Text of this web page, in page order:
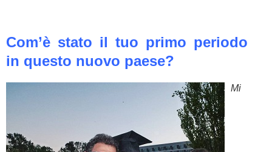
Com’è stato il tuo primo periodo
in questo nuovo paese?
Mi